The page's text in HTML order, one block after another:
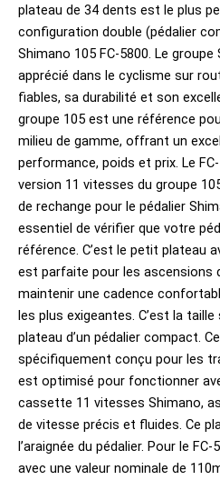
plateau de 34 dents est le plus
configuration double (pédalier
Shimano 105 FC-5800. Le
apprécié dans le cyclisme sur
fiables, sa durabilité et son
groupe 105 est une référence
milieu de gamme, offrant un
performance, poids et prix. Le
version 11 vitesses du groupe
de rechange pour le pédalier
essentiel de vérifier que votre
référence. C’est le petit plateau
est parfaite pour les ascensions
maintenir une cadence
les plus exigeantes. C’est la
plateau d’un pédalier compact.
spécifiquement conçu pour les
est optimisé pour fonctionner
cassette 11 vitesses Shimano,
de vitesse précis et fluides. Ce
l’araignée du pédalier. Pour le
avec une valeur nominale de